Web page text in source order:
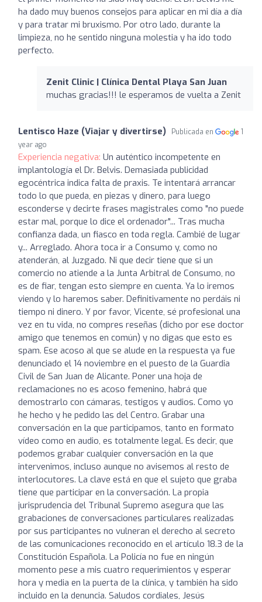
ha dado muy buenos consejos para aplicar en mi día a día
y para tratar mi bruxismo. Por otro lado, durante la
limpieza, no he sentido ninguna molestia y ha ido todo
perfecto.
Zenit Clinic | Clínica Dental Playa San Juan
muchas gracias!!! le esperamos de vuelta a Zenit
Lentisco Haze (Viajar y divertirse) Publicada en
1
year ago
Experiencia negativa: Un auténtico incompetente en
implantología el Dr. Belvis. Demasiada publicidad
egocéntrica indica falta de praxis. Te intentará arrancar
todo lo que pueda, en piezas y dinero, para luego
esconderse y decirte frases magistrales como "no puede
estar mal, porque lo dice el ordenador"... Tras mucha
confianza dada, un fiasco en toda regla. Cambié de lugar
y... Arreglado. Ahora toca ir a Consumo y, como no
atenderán, al Juzgado. Ni que decir tiene que si un
comercio no atiende a la Junta Arbitral de Consumo, no
es de fiar, tengan esto siempre en cuenta. Ya lo iremos
viendo y lo haremos saber. Definitivamente no perdáis ni
tiempo ni dinero. Y por favor, Vicente, sé profesional una
vez en tu vida, no compres reseñas (dicho por ese doctor
amigo que tenemos en común) y no digas que esto es
spam. Ese acoso al que se alude en la respuesta ya fue
denunciado el 14 noviembre en el puesto de la Guardia
Civil de San Juan de Alicante. Poner una hoja de
reclamaciones no es acoso femenino, habrá que
demostrarlo con cámaras, testigos y audios. Como yo
he hecho y he pedido las del Centro. Grabar una
conversación en la que participamos, tanto en formato
vídeo como en audio, es totalmente legal. Es decir, que
podemos grabar cualquier conversación en la que
intervenimos, incluso aunque no avisemos al resto de
interlocutores. La clave está en que el sujeto que graba
tiene que participar en la conversación. La propia
jurisprudencia del Tribunal Supremo asegura que las
grabaciones de conversaciones particulares realizadas
por sus participantes no vulneran el derecho al secreto
de las comunicaciones reconocido en el artículo 18.3 de la
Constitución Española. La Policía no fue en ningún
momento pese a mis cuatro requerimientos y esperar
hora y media en la puerta de la clínica, y también ha sido
incluido en la denuncia. Saludos cordiales, Jesús